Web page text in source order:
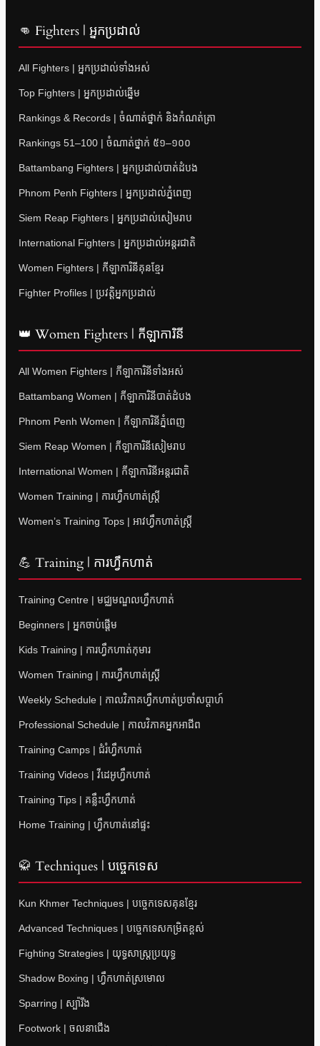
👊 Fighters | អ្នកប្រដាល់
All Fighters | អ្នកប្រដាល់ទាំងអស់
Top Fighters | អ្នកប្រដាល់ឆ្នើម
Rankings & Records | ចំណាត់ថ្នាក់ និងកំណត់ត្រា
Rankings 51–100 | ចំណាត់ថ្នាក់ ៥១–១០០
Battambang Fighters | អ្នកប្រដាល់បាត់ដំបង
Phnom Penh Fighters | អ្នកប្រដាល់ភ្នំពេញ
Siem Reap Fighters | អ្នកប្រដាល់សៀមរាប
International Fighters | អ្នកប្រដាល់អន្តរជាតិ
Women Fighters | កីឡាការិនីគុនខ្មែរ
Fighter Profiles | ប្រវត្តិអ្នកប្រដាល់
👑 Women Fighters | កីឡាការិនី
All Women Fighters | កីឡាការិនីទាំងអស់
Battambang Women | កីឡាការិនីបាត់ដំបង
Phnom Penh Women | កីឡាការិនីភ្នំពេញ
Siem Reap Women | កីឡាការិនីសៀមរាប
International Women | កីឡាការិនីអន្តរជាតិ
Women Training | ការហ្វឹកហាត់ស្ត្រី
Women’s Training Tops | អាវហ្វឹកហាត់ស្ត្រី
💪 Training | ការហ្វឹកហាត់
Training Centre | មជ្ឈមណ្ឌលហ្វឹកហាត់
Beginners | អ្នកចាប់ផ្តើម
Kids Training | ការហ្វឹកហាត់កុមារ
Women Training | ការហ្វឹកហាត់ស្ត្រី
Weekly Schedule | កាលវិភាគហ្វឹកហាត់ប្រចាំសប្តាហ៍
Professional Schedule | កាលវិភាគអ្នកអាជីព
Training Camps | ជំរំហ្វឹកហាត់
Training Videos | វីដេអូហ្វឹកហាត់
Training Tips | គន្លឹះហ្វឹកហាត់
Home Training | ហ្វឹកហាត់នៅផ្ទះ
🥋 Techniques | បច្ចេកទេស
Kun Khmer Techniques | បច្ចេកទេសគុនខ្មែរ
Advanced Techniques | បច្ចេកទេសកម្រិតខ្ពស់
Fighting Strategies | យុទ្ធសាស្ត្រប្រយុទ្ធ
Shadow Boxing | ហ្វឹកហាត់ស្រមោល
Sparring | ស្ប៉ារីង
Footwork | ចលនាជើង